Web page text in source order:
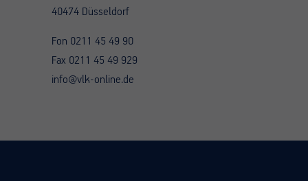
40474 Düsseldorf
Fon 0211 45 49 90
Fax 0211 45 49 929
info@vlk-online.de